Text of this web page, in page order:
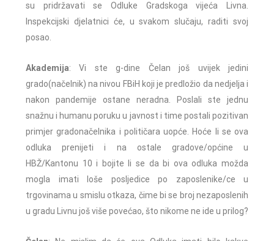
su pridržavati se Odluke Gradskoga vijeća Livna.
Inspekcijski djelatnici će, u svakom slučaju, raditi svoj
posao.
Akademija: Vi ste g-dine Čelan još uvijek jedini
grado(načelnik) na nivou FBiH koji je predložio da nedjelja i
nakon pandemije ostane neradna. Poslali ste jednu
snažnu i humanu poruku u javnost i time postali pozitivan
primjer gradonačelnika i političara uopće. Hoće li se ova
odluka prenijeti i na ostale gradove/općine u
HBŽ/Kantonu 10 i bojite li se da bi ova odluka možda
mogla imati loše posljedice po zaposlenike/ce u
trgovinama u smislu otkaza, čime bi se broj nezaposlenih
u gradu Livnu još više povećao, što nikome ne ide u prilog?